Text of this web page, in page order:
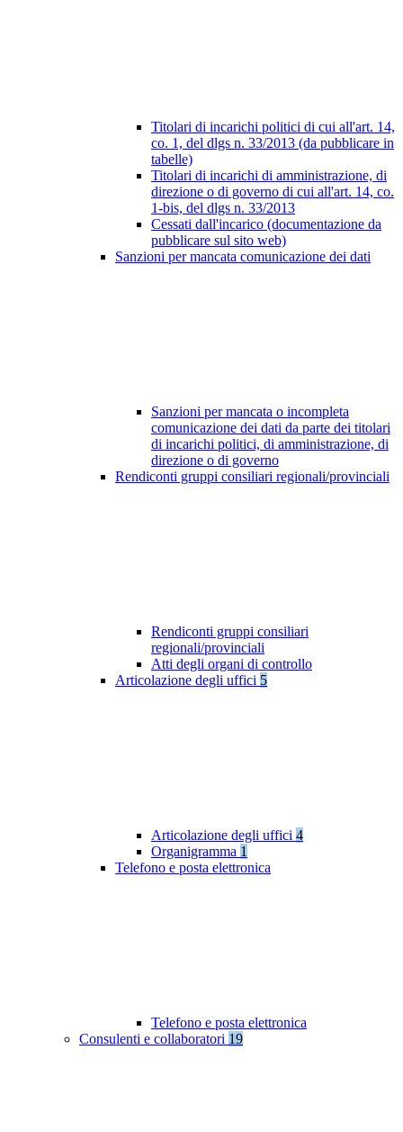
Titolari di incarichi politici di cui all'art. 14,
co. 1, del dlgs n. 33/2013 (da pubblicare in
tabelle)
Titolari di incarichi di amministrazione, di
direzione o di governo di cui all'art. 14, co.
1-bis, del dlgs n. 33/2013
Cessati dall'incarico (documentazione da
pubblicare sul sito web)
Sanzioni per mancata comunicazione dei dati
Sanzioni per mancata o incompleta
comunicazione dei dati da parte dei titolari
di incarichi politici, di amministrazione, di
direzione o di governo
Rendiconti gruppi consiliari regionali/provinciali
Rendiconti gruppi consiliari
regionali/provinciali
Atti degli organi di controllo
Articolazione degli uffici 5
Articolazione degli uffici 4
Organigramma 1
Telefono e posta elettronica
Telefono e posta elettronica
Consulenti e collaboratori 19